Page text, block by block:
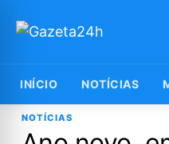
INÍCIO NOTÍCIAS
NOTÍCIAS